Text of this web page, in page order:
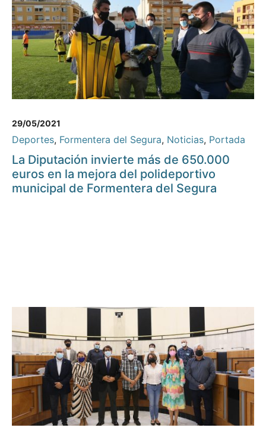
29/05/2021
Deportes, Formentera del Segura, Noticias, Portada
La Diputación invierte más de 650.000
euros en la mejora del polideportivo
municipal de Formentera del Segura